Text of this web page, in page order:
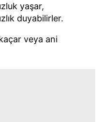
yaşar,
duyabilirler.
veya ani